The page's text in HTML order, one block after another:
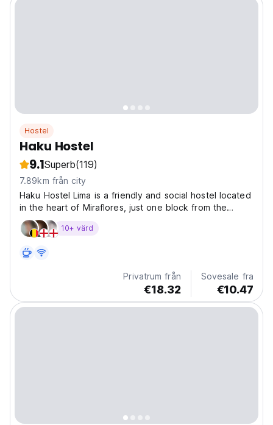
Hostel
Haku Hostel
9.1Superb(119)
7.89km från city
Haku Hostel Lima is a friendly and social hostel located
in the heart of Miraflores, just one block from the
famous Costa Verde boardwalk. We offer comfartable
dormitories and private rooms, free breackfast, high -
10+ värd
Privatrum från
€18.32
Sovesale fra
€10.47